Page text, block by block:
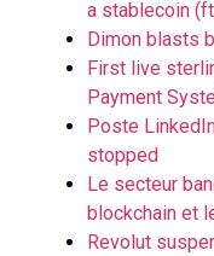
a stablecoin
Dimon blasts
First live
Payment
Poste
stopped
Le secteur
blockchain et
Revolut